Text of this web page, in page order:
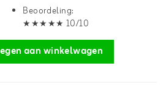
Beoordeling:
★★★★★ 10/10
aan winkelwagen